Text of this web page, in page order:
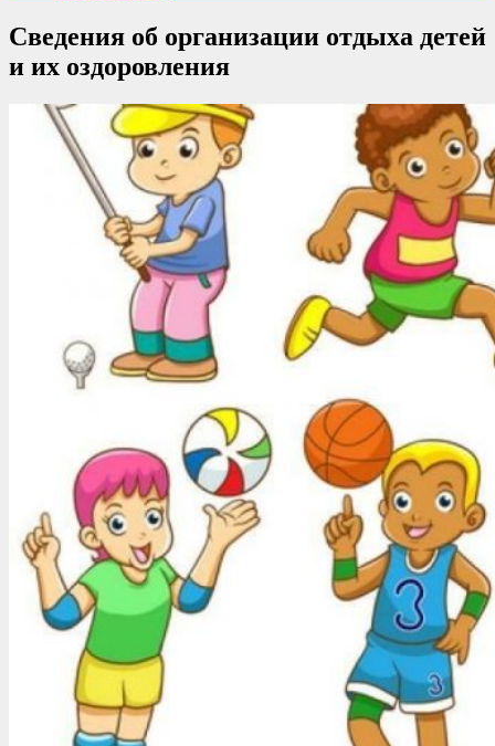
Сведения об организации отдыха детей
и их оздоровления